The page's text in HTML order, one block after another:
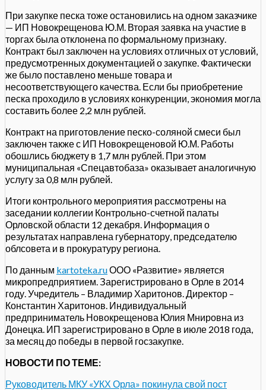
При закупке песка тоже остановились на одном заказчике
— ИП Новокрещенова Ю.М. Вторая заявка на участие в
торгах была отклонена по формальному признаку.
Контракт был заключен на условиях отличных от условий,
предусмотренных документацией о закупке. Фактически
же было поставлено меньше товара и
несоответствующего качества. Если бы приобретение
песка проходило в условиях конкуренции, экономия могла
составить более 2,2 млн рублей.
Контракт на приготовление песко-соляной смеси был
заключен также с ИП Новокрещеновой Ю.М. Работы
обошлись бюджету в 1,7 млн рублей. При этом
муниципальная «Спецавтобаза» оказывает аналогичную
услугу за 0,8 млн рублей.
Итоги контрольного мероприятия рассмотрены на
заседании коллегии Контрольно-счетной палаты
Орловской области 12 декабря. Информация о
результатах направлена губернатору, председателю
облсовета и в прокуратуру региона.
По данным kartoteka.ruООО «Развитие» является
микропредприятием. Зарегистрировано в Орле в 2014
году. Учредитель – Владимир Харитонов. Директор –
Константин Харитонов. Индивидуальный
предприниматель Новокрещенова Юлия Мнировна из
Донецка. ИП зарегистрировано в Орле в июле 2018 года,
за месяц до победы в первой госзакупке.
НОВОСТИ ПО ТЕМЕ:
Руководитель МКУ «УКХ Орла» покинула свой пост